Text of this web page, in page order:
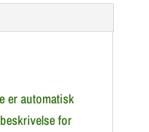
er automatisk
for